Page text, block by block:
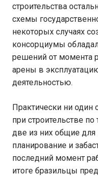
строительства
схемы
некоторых случаях
консорциумы
решений от момента
арены в
деятельностью.
Практически ни один
при строительстве
две из них общие
планирование и
последний момент
итоге бразильцы